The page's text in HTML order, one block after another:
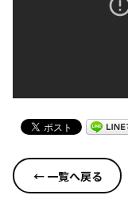
← 一覧へ戻る